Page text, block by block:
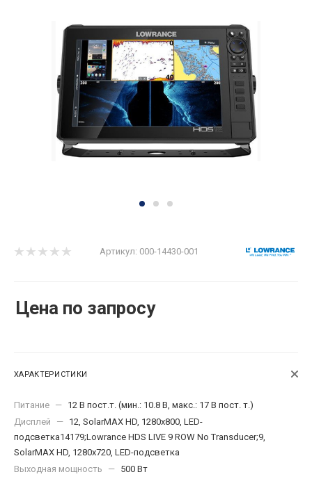
Артикул: 000-14430-001
Цена по запросу
ХАРАКТЕРИСТИКИ
Питание — 12 В пост.т. (мин.: 10.8 В, макс.: 17 В пост. т.)
Дисплей
— 12, SolarMAX HD, 1280x800, LED-
подсветка14179;Lowrance HDS LIVE 9 ROW No Transducer;9,
SolarMAX HD, 1280х720, LED-подсветка
Выходная мощность
— 500 Вт